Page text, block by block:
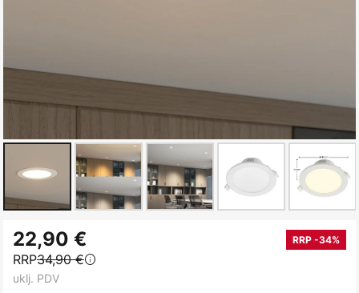
to
the
beginning
22,90 € RRP -34%
RRP34,90 €
uklj. PDV